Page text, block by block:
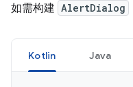
如需构建 AlertDialog
Kotlin Java